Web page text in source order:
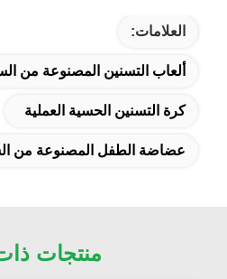
العلامات:
ألعاب التسنين المصنوعة من
كرة التسنين الحسية العملية
عضاضة الطفل المصنوعة من
منتجات